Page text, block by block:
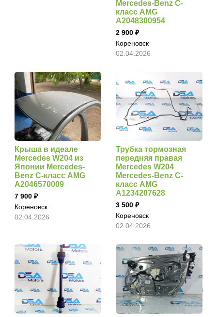
Mercedes-Benz C-
класс AMG
A2048300954
2 900
Кореновск
02.04.2026
Крыша в идеале
Mercedes W204 из
Японии Mercedes-
Benz C-класс AMG
A2046570009
7 900
Кореновск
02.04.2026
Трубка тормозная
передняя правая
Mercedes W204
Mercedes-Benz C-
класс AMG
A1234207628
3 500
Кореновск
02.04.2026